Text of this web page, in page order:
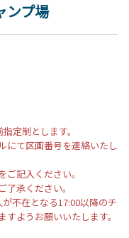
ンプ場
定制とします。
にて区画番号を連絡いたし
記入ください。
承ください。
不在となる17:00以降のチ
ようお願いいたします。